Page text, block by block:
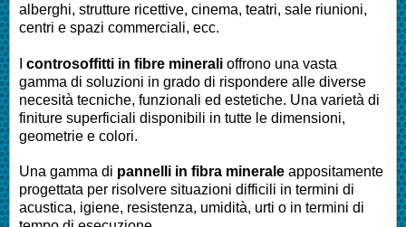
alberghi, strutture ricettive, cinema, teatri, sale riunioni,
centri e spazi commerciali, ecc.
controsoffitti in fibre minerali offrono una vasta
gamma di soluzioni in grado di rispondere alle diverse
necesità tecniche, funzionali ed estetiche. Una varietà di
finiture superficiali disponibili in tutte le dimensioni,
geometrie e colori.
Una gamma di pannelli in fibra minerale appositamente
progettata per risolvere situazioni difficili in termini di
acustica, igiene, resistenza, umidità, urti o in termini di